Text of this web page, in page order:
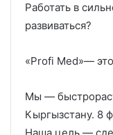
Работать в
развиваться?
«Profi Med»—
Мы —
Кыргызстану. 8